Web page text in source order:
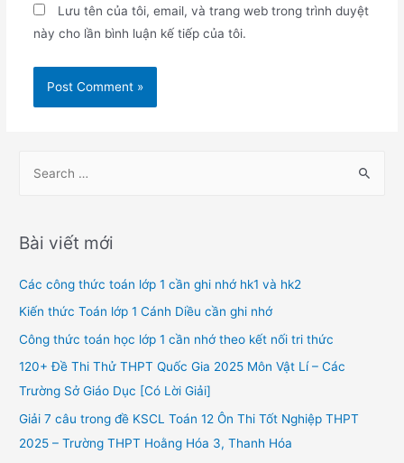
Lưu tên của tôi, email, và trang web trong trình duyệt
này cho lần bình luận kế tiếp của tôi.
r
h
f
o
Bài viết mới
Các công thức toán lớp 1 cần ghi nhớ hk1 và hk2
Kiến thức Toán lớp 1 Cánh Diều cần ghi nhớ
Công thức toán học lớp 1 cần nhớ theo kết nối tri thức
120+ Đề Thi Thử THPT Quốc Gia 2025 Môn Vật Lí – Các
Trường Sở Giáo Dục [Có Lời Giải]
Giải 7 câu trong đề KSCL Toán 12 Ôn Thi Tốt Nghiệp THPT
2025 – Trường THPT Hoằng Hóa 3, Thanh Hóa